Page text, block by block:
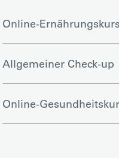
Online-
Allgemeiner Check-up
Online-